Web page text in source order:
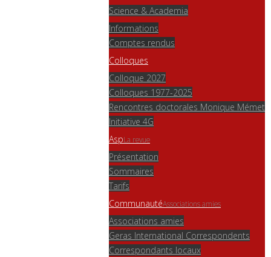
Science & Academia
Informations
Comptes rendus
Colloques
Colloque 2027
Colloques 1977-2025
Rencontres doctorales Monique Mémet
Initiative 4G
AspLa revue
Présentation
Sommaires
Tarifs
CommunautéAssociations amies
Associations amies
Geras International Correspondents
Correspondants locaux